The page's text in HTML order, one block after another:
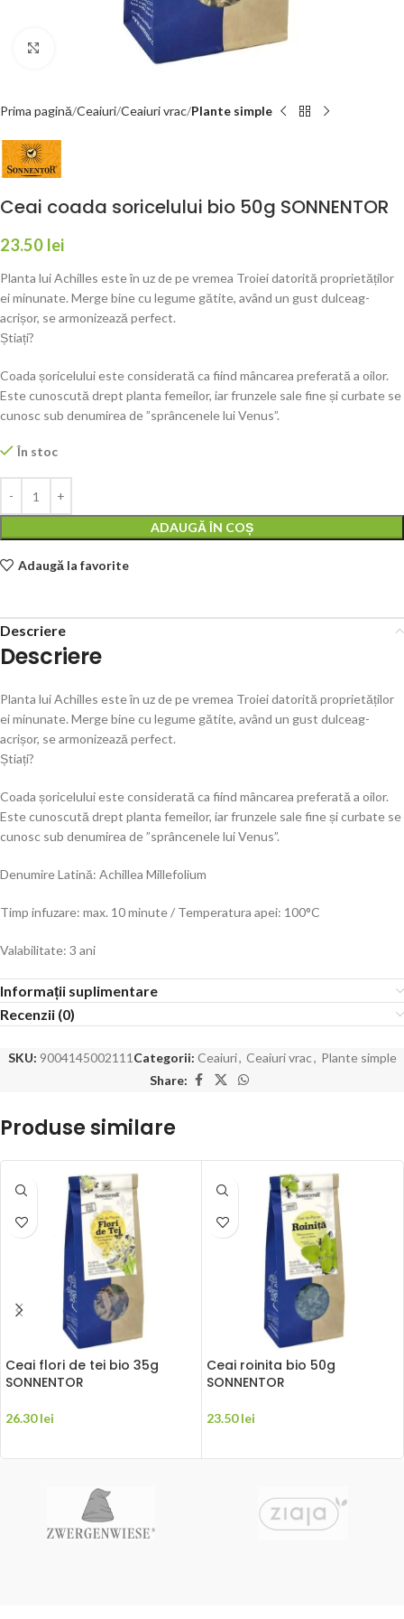
Faceți click pentru a mări
Prima pagină Ceaiuri Ceaiuri vrac Plante simple
Ceai coada soricelului bio 50g SONNENTOR
23.50 lei
Planta lui Achilles este în uz de pe vremea Troiei datorită proprietăților
ei minunate. Merge bine cu legume gătite, având un gust dulceag-
acrișor, se armonizează perfect.
Știați?
Coada șoricelului este considerată ca fiind mâncarea preferată a oilor.
Este cunoscută drept planta femeilor, iar frunzele sale fine și curbate se
cunosc sub denumirea de ”sprâncenele lui Venus”.
În stoc
ADAUGĂ ÎN COȘ
Adaugă la favorite
Descriere
Descriere
Planta lui Achilles este în uz de pe vremea Troiei datorită proprietăților
ei minunate. Merge bine cu legume gătite, având un gust dulceag-
acrișor, se armonizează perfect.
Știați?
Coada șoricelului este considerată ca fiind mâncarea preferată a oilor.
Este cunoscută drept planta femeilor, iar frunzele sale fine și curbate se
cunosc sub denumirea de ”sprâncenele lui Venus”.
Denumire Latină: Achillea Millefolium
Timp infuzare: max. 10 minute / Temperatura apei: 100°C
Valabilitate: 3 ani
Informații suplimentare
Recenzii (0)
SKU: 9004145002111 Categorii: Ceaiuri, Ceaiuri vrac, Plante simple
Share:
Produse similare
Ceai flori de tei bio 35g
SONNENTOR
26.30lei
Ceai roinita bio 50g
SONNENTOR
23.50lei